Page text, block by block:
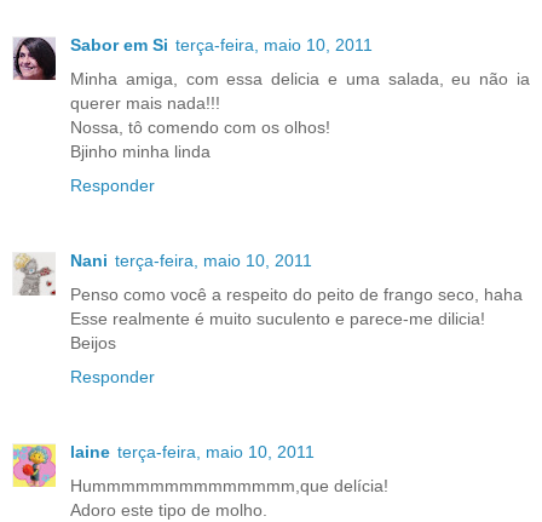
Sabor em Si terça-feira, maio 10, 2011
Minha amiga, com essa delicia e uma salada, eu não ia
querer mais nada!!!
Nossa, tô comendo com os olhos!
Bjinho minha linda
Responder
Nani terça-feira, maio 10, 2011
Penso como você a respeito do peito de frango seco, haha
Esse realmente é muito suculento e parece-me dilicia!
Beijos
Responder
laine terça-feira, maio 10, 2011
Hummmmmmmmmmmmmm,que delícia!
Adoro este tipo de molho.